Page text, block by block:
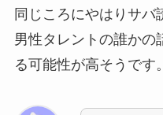
同じころにやはりサバ
男性タレントの誰かの
る可能性が高そうです。